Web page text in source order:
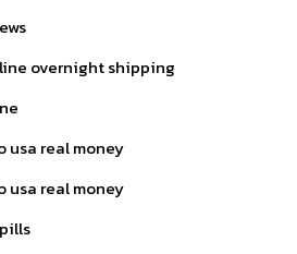
overnight shipping
usa real money
usa real money